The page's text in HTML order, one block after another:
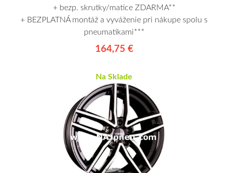
+ bezp. skrutky/matice ZDARMA**
+ BEZPLATNÁ montáž a vyváženie pri nákupe spolu s
pneumatikami***
164,75 €
Na Sklade